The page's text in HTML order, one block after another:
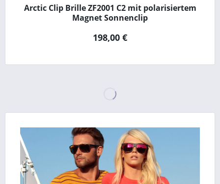
Arctic Clip Brille ZF2001 C2 mit polarisiertem
Magnet Sonnenclip
198,00 €